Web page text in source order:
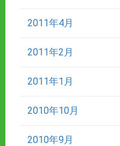
2011年4月
2011年2月
2011年1月
2010年10月
2010年9月